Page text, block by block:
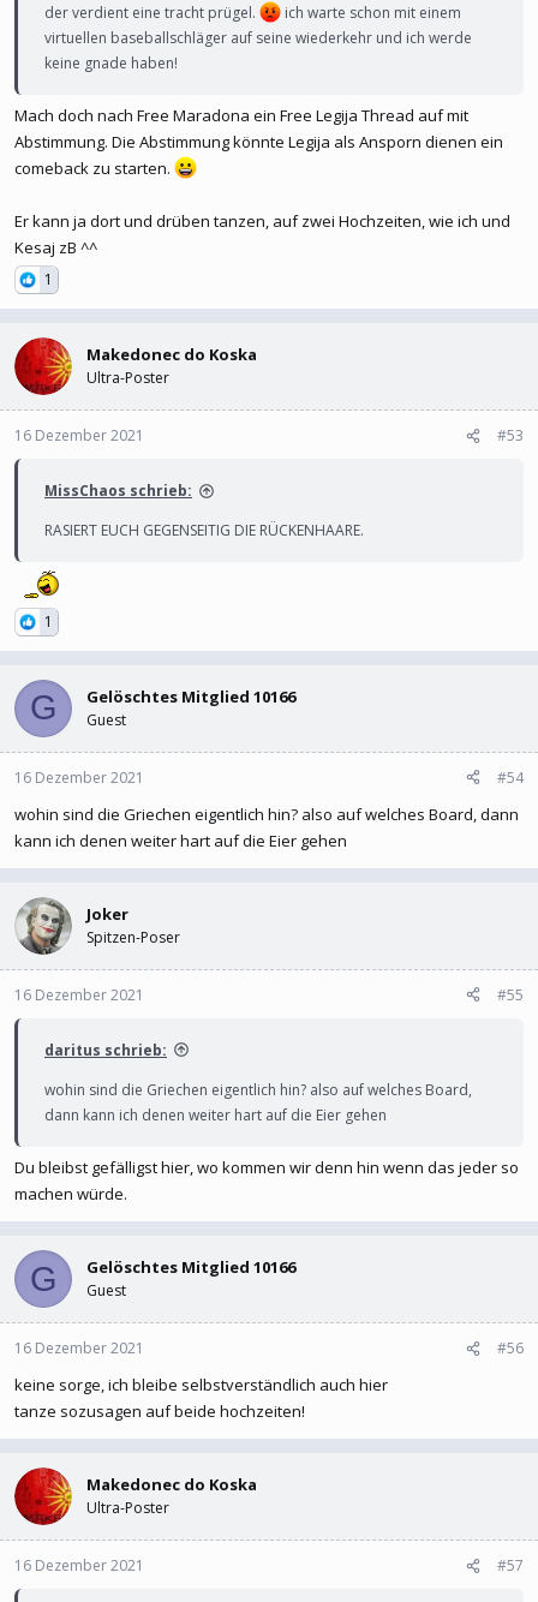
der verdient eine tracht prügel.
ich warte schon mit einem
virtuellen baseballschläger auf seine wiederkehr und ich werde
keine gnade haben!
Mach doch nach Free Maradona ein Free Legija Thread auf mit
Abstimmung. Die Abstimmung könnte Legija als Ansporn dienen ein
comeback zu starten.
Er kann ja dort und drüben tanzen, auf zwei Hochzeiten, wie ich und
Kesaj zB ^^
1
Makedonec do Koska
Ultra-Poster
16 Dezember 2021 #53
MissChaos schrieb:
RASIERT EUCH GEGENSEITIG DIE RÜCKENHAARE.
1
G Gelöschtes Mitglied 10166
Guest
16 Dezember 2021 #54
wohin sind die Griechen eigentlich hin? also auf welches Board, dann
kann ich denen weiter hart auf die Eier gehen
Joker
Spitzen-Poser
16 Dezember 2021 #55
daritus schrieb:
wohin sind die Griechen eigentlich hin? also auf welches Board,
dann kann ich denen weiter hart auf die Eier gehen
Du bleibst gefälligst hier, wo kommen wir denn hin wenn das jeder so
machen würde.
G Gelöschtes Mitglied 10166
Guest
16 Dezember 2021 #56
keine sorge, ich bleibe selbstverständlich auch hier
tanze sozusagen auf beide hochzeiten!
Makedonec do Koska
Ultra-Poster
16 Dezember 2021 #57